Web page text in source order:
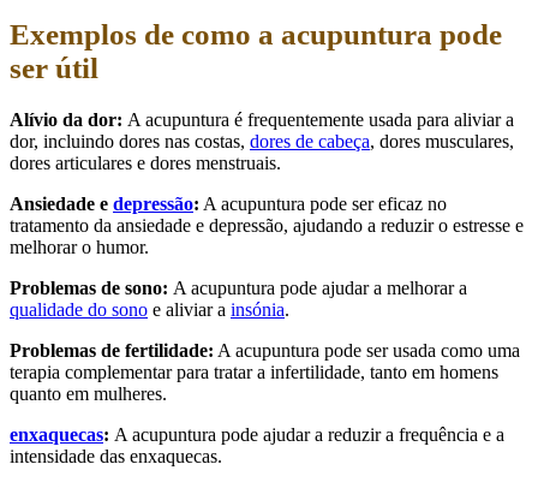
Exemplos de como a acupuntura pode
ser útil
Alívio da dor: A acupuntura é frequentemente usada para aliviar a
dor, incluindo dores nas costas, dores de cabeça, dores musculares,
dores articulares e dores menstruais.
Ansiedade e depressão: A acupuntura pode ser eficaz no
tratamento da ansiedade e depressão, ajudando a reduzir o estresse e
melhorar o humor.
Problemas de sono: A acupuntura pode ajudar a melhorar a
qualidade do sono e aliviar a insónia.
Problemas de fertilidade: A acupuntura pode ser usada como uma
terapia complementar para tratar a infertilidade, tanto em homens
quanto em mulheres.
enxaquecas: A acupuntura pode ajudar a reduzir a frequência e a
intensidade das enxaquecas.